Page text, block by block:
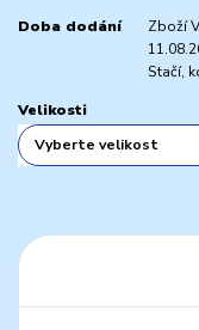
Doba dodání
Zboží
Stačí,
Velikosti